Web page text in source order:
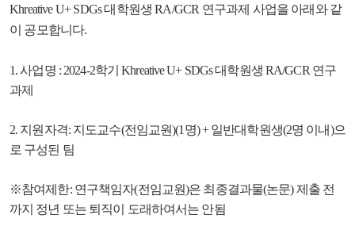
Khreative U+ SDGs 대학원생 RA/GCR 연구과제 사업을 아래와 같
이 공모합니다.
1. 사업명 : 2024-2학기 Khreative U+ SDGs 대학원생 RA/GCR 연구
과제
2. 지원자격: 지도교수(전임교원)(1명) + 일반대학원생(2명 이내)으
로 구성된 팀
※참여제한: 연구책임자(전임교원)은 최종결과물(논문) 제출 전
까지 정년 또는 퇴직이 도래하여서는 안됨